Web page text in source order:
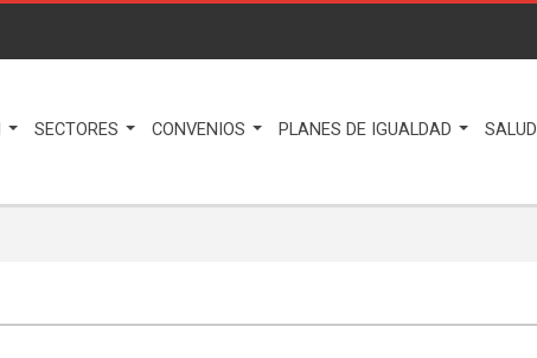
SECTORES CONVENIOS PLANES DE IGUALDAD